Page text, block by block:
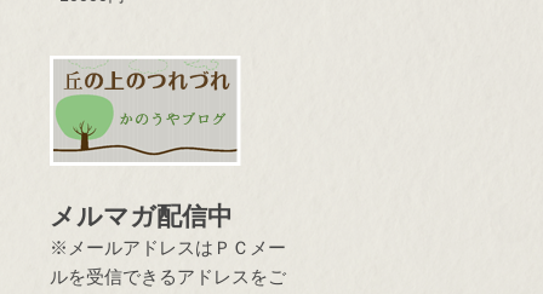
メルマガ配信中
※メールアドレスはＰＣメー
ルを受信できるアドレスをご